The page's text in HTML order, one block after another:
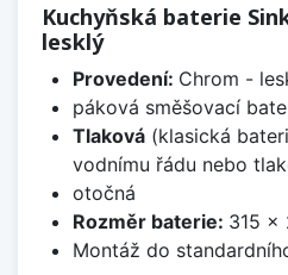
Kuchyňská baterie
lesklý
Provedení: Chrom -
páková směšovací
Tlaková(klasická
vodnímu řádu nebo
otočná
Rozměr baterie: 315 x
Montáž do